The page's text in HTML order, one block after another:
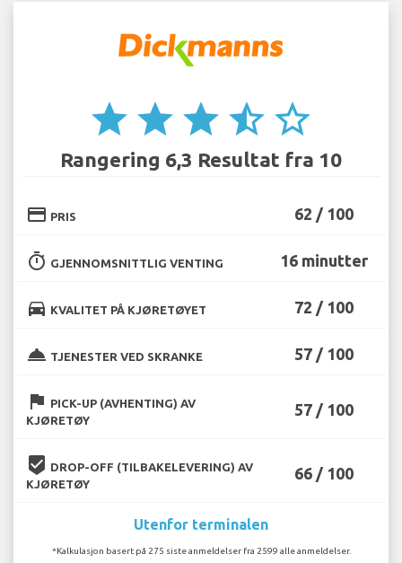
star star star star_half star_border
Rangering 6,3 Resultat fra 10
credit_card PRIS 62 / 100
timer GJENNOMSNITTLIG VENTING 16 minutter
directions_car KVALITET PÅ KJØRETØYET 72 / 100
room_service TJENESTER VED SKRANKE 57 / 100
flag PICK-UP (AVHENTING) AV
KJØRETØY
57 / 100
beenhere DROP-OFF (TILBAKELEVERING) AV
KJØRETØY
66 / 100
Utenfor terminalen
*Kalkulasjon basert på 275 siste anmeldelser fra 2599 alle anmeldelser.